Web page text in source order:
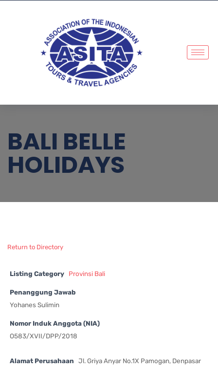
BALI BELLE
HOLIDAYS
Return to Directory
Listing Category Provinsi Bali
Penanggung Jawab
Yohanes Sulimin
Nomor Induk Anggota (NIA)
O583/XVII/DPP/2018
Alamat Perusahaan Jl. Griya Anyar No.1X Pamogan, Denpasar